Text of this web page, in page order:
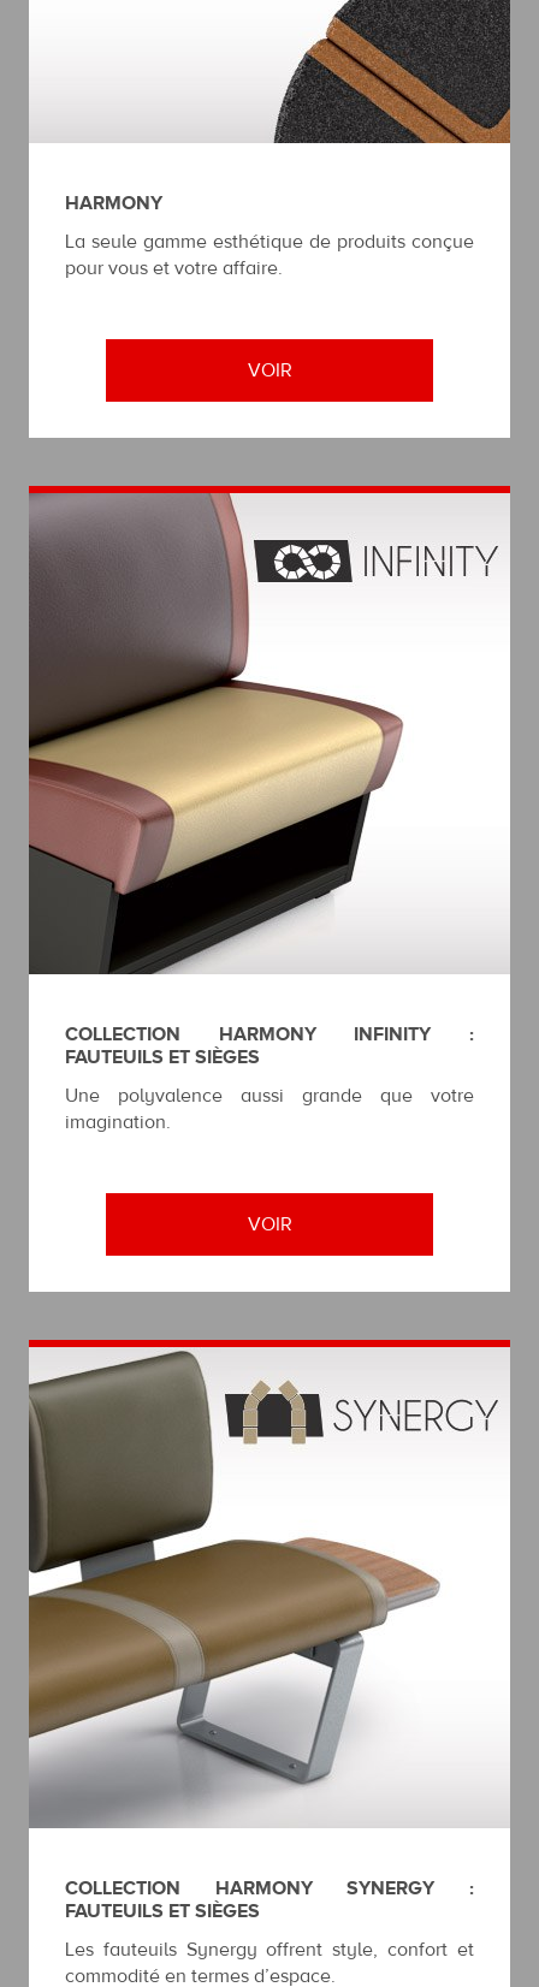
HARMONY
La seule gamme esthétique de produits conçue
pour vous et votre affaire.
VOIR
COLLECTION HARMONY INFINITY :
FAUTEUILS ET SIÈGES
Une polyvalence aussi grande que votre
imagination.
VOIR
COLLECTION HARMONY SYNERGY :
FAUTEUILS ET SIÈGES
Les fauteuils Synergy offrent style, confort et
commodité en termes d’espace.